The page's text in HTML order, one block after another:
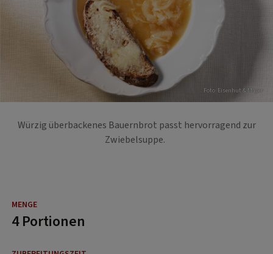
Foto: Eisenhut & Mayer
Würzig überbackenes Bauernbrot passt hervorragend zur
Zwiebelsuppe.
4 Portionen